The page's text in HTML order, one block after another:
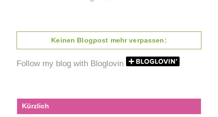
Keinen Blogpost mehr verpassen:
Follow my blog with Bloglovin
Kürzlich